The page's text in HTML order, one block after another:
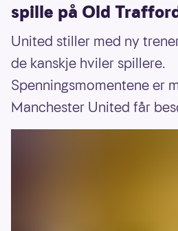
spille på Old
United stiller med ny
de kanskje hviler spillere.
Spenningsmomentene er
Manchester United får